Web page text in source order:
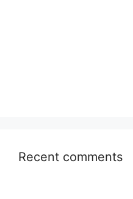
Recent comments